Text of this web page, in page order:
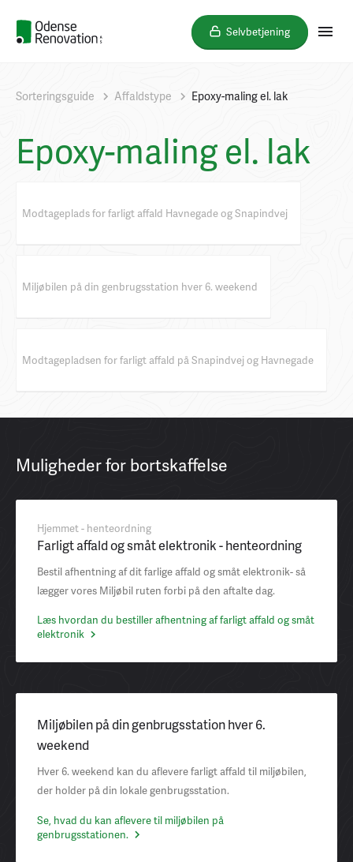
Selvbetjening
Sorteringsguide Affaldstype Epoxy-maling el. lak
Epoxy-maling el. lak
Modtageplads for farligt affald Havnegade og Snapindvej
Miljøbilen på din genbrugsstation hver 6. weekend
Modtagepladsen for farligt affald på Snapindvej og Havnegade
Muligheder for bortskaffelse
Hjemmet - henteordning
Farligt affald og småt elektronik - henteordning
Bestil afhentning af dit farlige affald og småt elektronik- så
lægger vores Miljøbil ruten forbi på den aftalte dag.
Læs hvordan du bestiller afhentning af farligt affald og småt
elektronik
Miljøbilen på din genbrugsstation hver 6.
weekend
Hver 6. weekend kan du aflevere farligt affald til miljøbilen,
der holder på din lokale genbrugsstation.
Se, hvad du kan aflevere til miljøbilen på
genbrugsstationen.